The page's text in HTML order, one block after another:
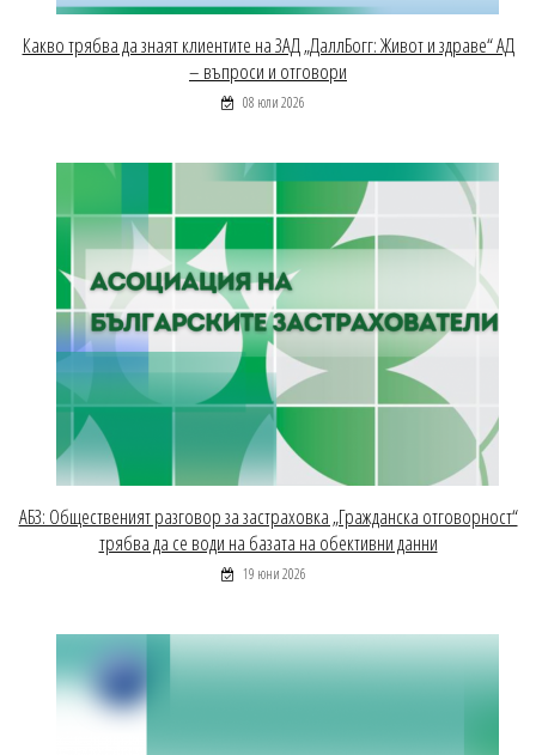
Какво трябва да знаят клиентите на ЗАД „ДаллБогг: Живот и здраве“ АД
– въпроси и отговори
08 юли 2026
АБЗ: Общественият разговор за застраховка „Гражданска отговорност“
трябва да се води на базата на обективни данни
19 юни 2026